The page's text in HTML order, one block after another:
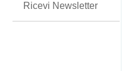
Ricevi Newsletter